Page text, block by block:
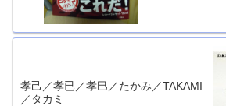
孝己／孝已／孝巳／たかみ／TAKAMI
／タカミ